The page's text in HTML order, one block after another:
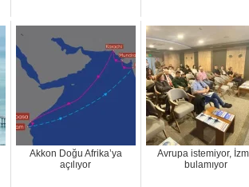
Akkon Doğu Afrika’ya
açılıyor
Avrupa istemiyor,
bulamıyor